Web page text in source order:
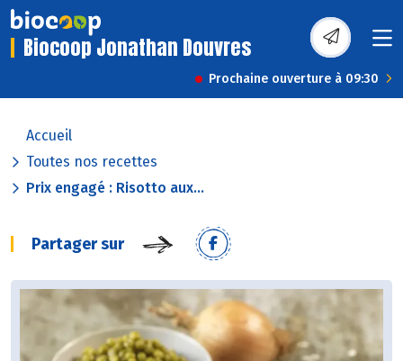
Biocoop Jonathan Douvres
Prochaine ouverture à 09:30
Accueil
Toutes nos recettes
Prix engagé : Risotto aux...
Partager sur